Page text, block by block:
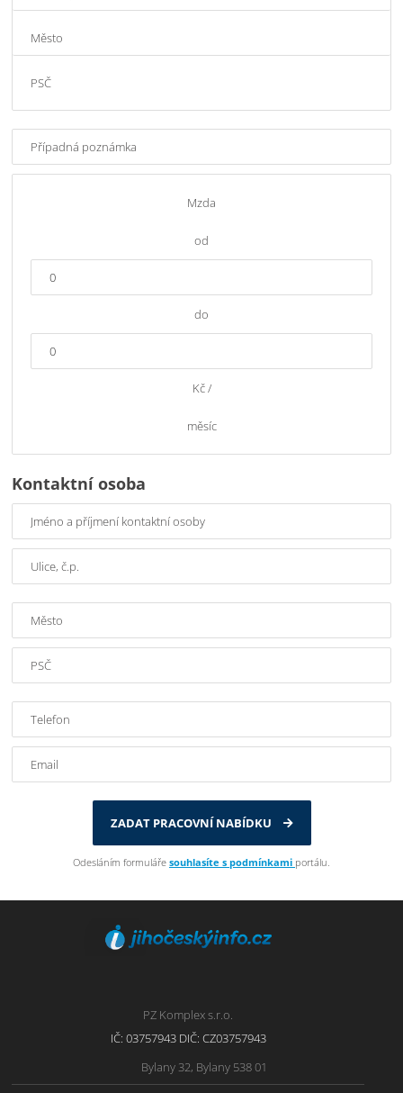
Mzda
od
do
Kč /
měsíc
Kontaktní osoba
ZADAT PRACOVNÍ NABÍDKU
Odesláním formuláře souhlasíte s podmínkami portálu.
PZ Komplex s.r.o.
IČ: 03757943 DIČ: CZ03757943
Bylany 32, Bylany 538 01